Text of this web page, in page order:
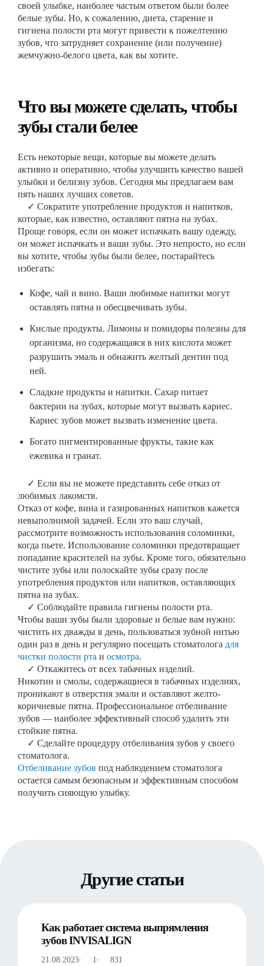
своей улыбке, наиболее частым ответом были более
белые зубы. Но, к сожалению, диета, старение и
гигиена полости рта могут привести к пожелтению
зубов, что затрудняет сохранение (или получение)
жемчужно-белого цвета, как вы хотите.
Что вы можете сделать, чтобы
зубы стали белее
Есть некоторые вещи, которые вы можете делать
активно и оперативно, чтобы улучшить качество вашей
улыбки и белизну зубов. Сегодня мы предлагаем вам
пять наших лучших советов.
✓ Сократите употребление продуктов и напитков,
которые, как известно, оставляют пятна на зубах.
Проще говоря, если он может испачкать вашу одежду,
он может испачкать и ваши зубы. Это непросто, но если
вы хотите, чтобы зубы были белее, постарайтесь
избегать:
Кофе, чай и вино. Ваши любимые напитки могут
оставлять пятна и обесцвечивать зубы.
Кислые продукты. Лимоны и помидоры полезны для
организма, но содержащаяся в них кислота может
разрушить эмаль и обнажить желтый дентин под
ней.
Сладкие продукты и напитки. Сахар питает
бактерии на зубах, которые могут вызвать кариес.
Кариес зубов может вызвать изменение цвета.
Богато пигментированные фрукты, такие как
ежевика и гранат.
✓ Если вы не можете представить себе отказ от
любимых лакомств.
Отказ от кофе, вина и газированных напитков кажется
невыполнимой задачей. Если это ваш случай,
рассмотрите возможность использования соломинки,
когда пьете. Использование соломинки предотвращает
попадание красителей на зубы. Кроме того, обязательно
чистите зубы или полоскайте зубы сразу после
употребления продуктов или напитков, оставляющих
пятна на зубах.
✓ Соблюдайте правила гигиены полости рта.
Чтобы ваши зубы были здоровые и белые вам нужно:
чистить их дважды в день, пользоваться зубной нитью
один раз в день и регулярно посещать стоматолога для
чистки полости рта и осмотра.
✓ Откажитесь от всех табачных изделий.
Никотин и смолы, содержащиеся в табачных изделиях,
проникают в отверстия эмали и оставляют желто-
коричневые пятна. Профессиональное отбеливание
зубов — наиболее эффективный способ удалить эти
стойкие пятна.
✓ Сделайте процедуру отбеливания зубов у своего
стоматолога.
Отбеливание зубов под наблюдением стоматолога
остается самым безопасным и эффективным способом
получить сияющую улыбку.
Другие статьи
Как работает система выпрямления
зубов INVISALIGN
21.08.2023 1 831